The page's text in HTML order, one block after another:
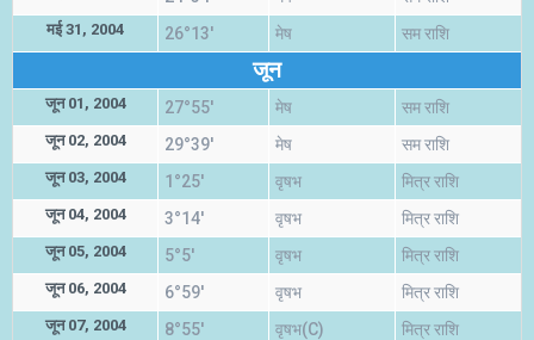
मई 31, 2004 26°13' मेष सम राशि
जून
जून 01, 2004 27°55' मेष सम राशि
जून 02, 2004 29°39' मेष सम राशि
जून 03, 2004 1°25' वृषभ मित्र राशि
जून 04, 2004 3°14' वृषभ मित्र राशि
जून 05, 2004 5°5' वृषभ मित्र राशि
जून 06, 2004 6°59' वृषभ मित्र राशि
जून 07, 2004 8°55' वृषभ(C) मित्र राशि